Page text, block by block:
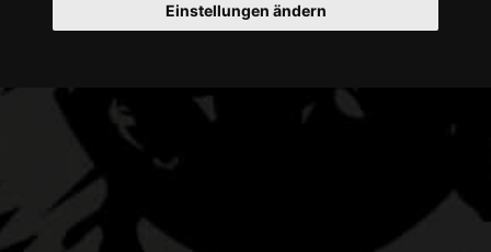
Einstellungen ändern